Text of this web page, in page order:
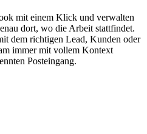
mit einem Klick und verwalten
dort, wo die Arbeit stattfindet.
dem richtigen Lead, Kunden oder
immer mit vollem Kontext
Posteingang.